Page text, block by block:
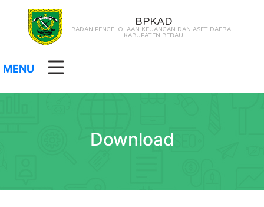
BPKAD
BADAN PENGELOLAAN KEUANGAN DAN ASET DAERAH
KABUPATEN BERAU
MENU
Download